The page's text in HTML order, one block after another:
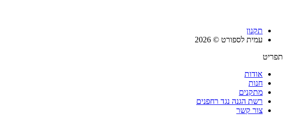
תקנון
עמית לספורט © 2026
תפריט
אודות
חנות
מתקנים
רשת הגנה נגד רחפנים
צור קשר